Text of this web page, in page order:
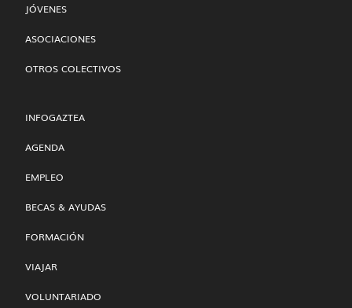
JÓVENES
ASOCIACIONES
OTROS COLECTIVOS
INFOGAZTEA
AGENDA
EMPLEO
BECAS & AYUDAS
FORMACIÓN
VIAJAR
VOLUNTARIADO